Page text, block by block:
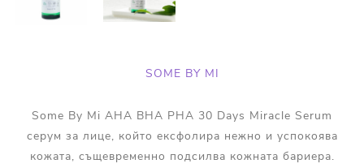
SOME BY MI
Some By Mi AHA BHA PHA 30 Days Miracle Serum
серум за лице, който ексфолира нежно и успокоява
кожата, същевременно подсилва кожната бариера.